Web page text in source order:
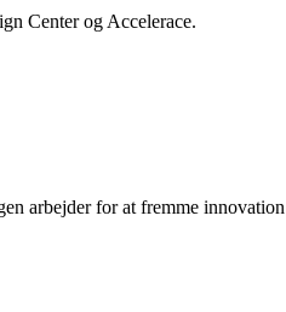
Center og Accelerace.
arbejder for at fremme